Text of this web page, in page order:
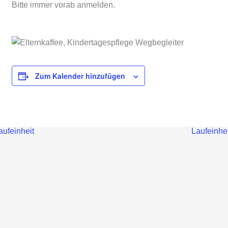
Bitte immer vorab anmelden.
Zum Kalender hinzufügen